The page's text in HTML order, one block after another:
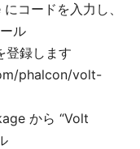
コードを入力し、
ル
登録します
phalcon/volt-
から “Volt